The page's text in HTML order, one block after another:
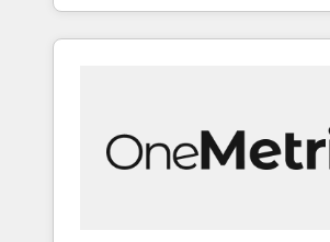
l'IA là où elle crée de la valeur. Et
l'humain qui reste au centre. Parce que la
SaaS or manufacturing teams.
leading enterprises and fast
architecture 🔗 CRM migrations &
integrations 🤖 AI workflows &